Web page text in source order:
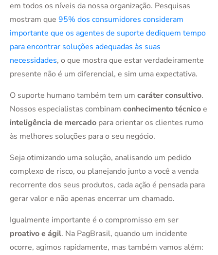
em todos os níveis da nossa organização. Pesquisas
mostram que 95% dos consumidores consideram
importante que os agentes de suporte dediquem tempo
para encontrar soluções adequadas às suas
necessidades, o que mostra que estar verdadeiramente
presente não é um diferencial, e sim uma expectativa.
O suporte humano também tem um caráter consultivo.
Nossos especialistas combinam conhecimento técnicoe
inteligência de mercado para orientar os clientes rumo
às melhores soluções para o seu negócio.
Seja otimizando uma solução, analisando um pedido
complexo de risco, ou planejando junto a você a venda
recorrente dos seus produtos, cada ação é pensada para
gerar valor e não apenas encerrar um chamado.
Igualmente importante é o compromisso em ser
proativo e ágil. Na PagBrasil, quando um incidente
ocorre, agimos rapidamente, mas também vamos além: